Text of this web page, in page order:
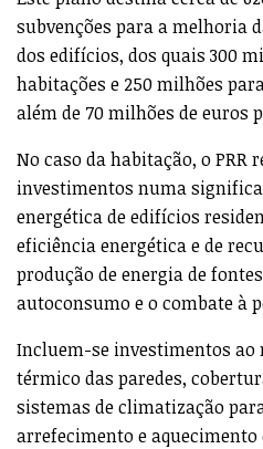
subvenções para a melhoria
dos edifícios, dos quais 300
habitações e 250 milhões
além de 70 milhões de euros
No caso da habitação, o PRR
investimentos numa
energética de edifícios
eficiência energética e de
produção de energia de
autoconsumo e o combate à
Incluem-se investimentos ao
térmico das paredes,
sistemas de climatização
arrefecimento e